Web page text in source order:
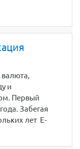
валюта,
и
Первый
Забегая
лет E-